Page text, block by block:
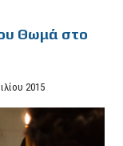
Θωμά στο
2015